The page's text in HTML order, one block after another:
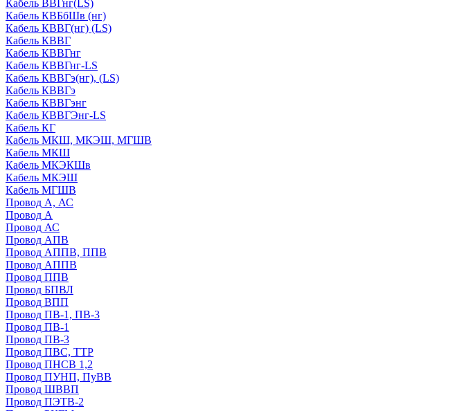
Кабель ВВГнг(LS)
Кабель КВБбШв (нг)
Кабель КВВГ(нг) (LS)
Кабель КВВГ
Кабель КВВГнг
Кабель КВВГнг-LS
Кабель КВВГэ(нг), (LS)
Кабель КВВГэ
Кабель КВВГэнг
Кабель КВВГЭнг-LS
Кабель КГ
Кабель МКШ, МКЭШ, МГШВ
Кабель МКШ
Кабель МКЭКШв
Кабель МКЭШ
Кабель МГШВ
Провод А, АС
Провод А
Провод АС
Провод АПВ
Провод АППВ, ППВ
Провод АППВ
Провод ППВ
Провод БПВЛ
Провод ВПП
Провод ПВ-1, ПВ-3
Провод ПВ-1
Провод ПВ-3
Провод ПВС, ТТР
Провод ПНСВ 1,2
Провод ПУНП, ПуВВ
Провод ШВВП
Провод ПЭТВ-2